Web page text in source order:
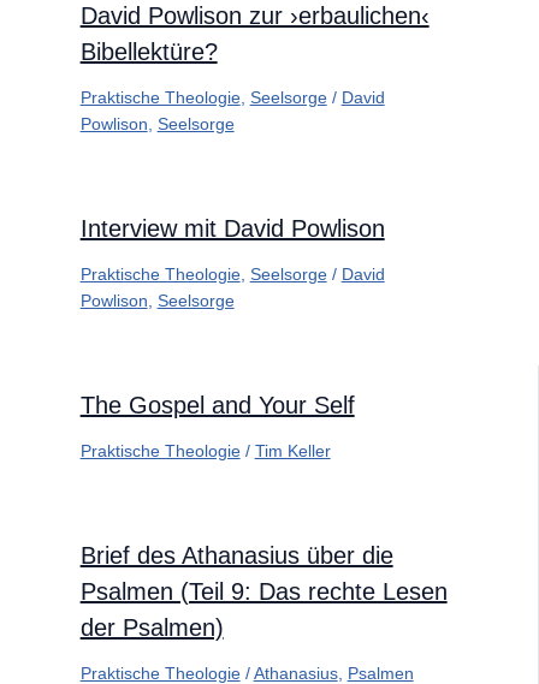
David Powlison zur ›erbaulichen‹
Bibellektüre?
Praktische Theologie, Seelsorge/ David
Powlison Seelsorge
Interview mit David Powlison
Praktische Theologie, Seelsorge/ David
Powlison Seelsorge
The Gospel and Your Self
Praktische Theologie/ Tim Keller
Brief des Athanasius über die
Psalmen (Teil 9: Das rechte Lesen
der Psalmen)
Praktische Theologie/Athanasius, Psalmen